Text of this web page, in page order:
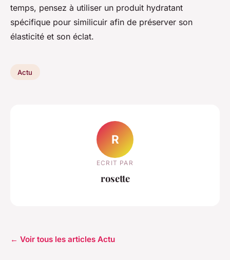
temps, pensez à utiliser un produit hydratant
spécifique pour similicuir afin de préserver son
élasticité et son éclat.
Actu
R
ECRIT PAR
rosette
← Voir tous les articles Actu